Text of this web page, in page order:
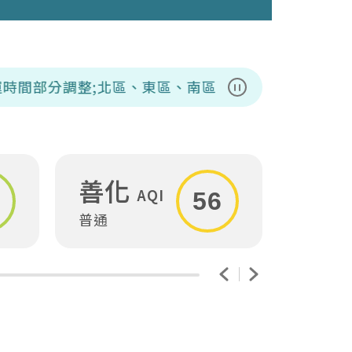
暫停播放
、東區、南區、下營、中西、仁德、永康、安
善化 AQI
普通
56